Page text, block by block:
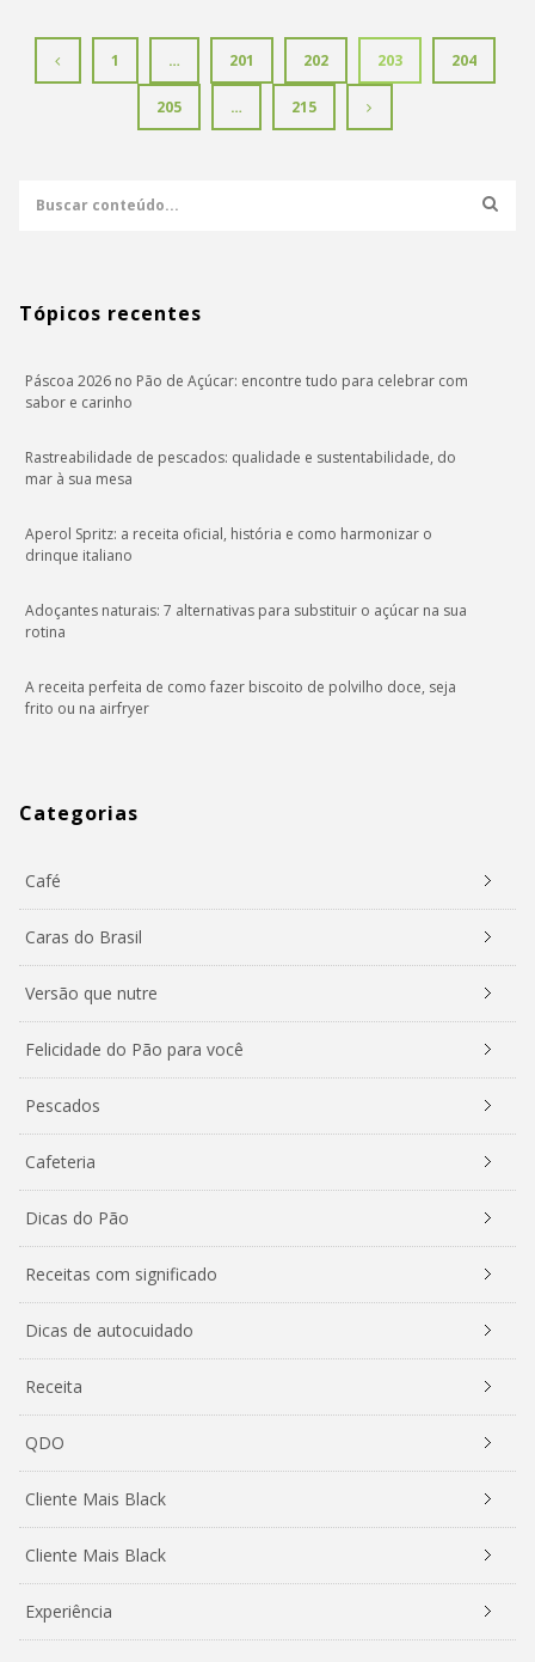
1 … 201 202 203 204
205 … 215
Tópicos recentes
Páscoa 2026 no Pão de Açúcar: encontre tudo para celebrar com
sabor e carinho
Rastreabilidade de pescados: qualidade e sustentabilidade, do
mar à sua mesa
Aperol Spritz: a receita oficial, história e como harmonizar o
drinque italiano
Adoçantes naturais: 7 alternativas para substituir o açúcar na sua
rotina
A receita perfeita de como fazer biscoito de polvilho doce, seja
frito ou na airfryer
Categorias
Café
Caras do Brasil
Versão que nutre
Felicidade do Pão para você
Pescados
Cafeteria
Dicas do Pão
Receitas com significado
Dicas de autocuidado
Receita
QDO
Cliente Mais Black
Cliente Mais Black
Experiência